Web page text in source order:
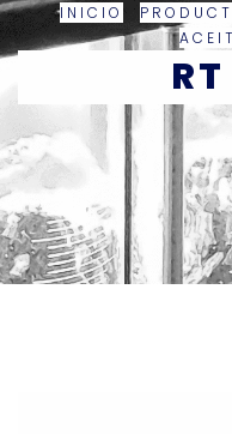
INICIO